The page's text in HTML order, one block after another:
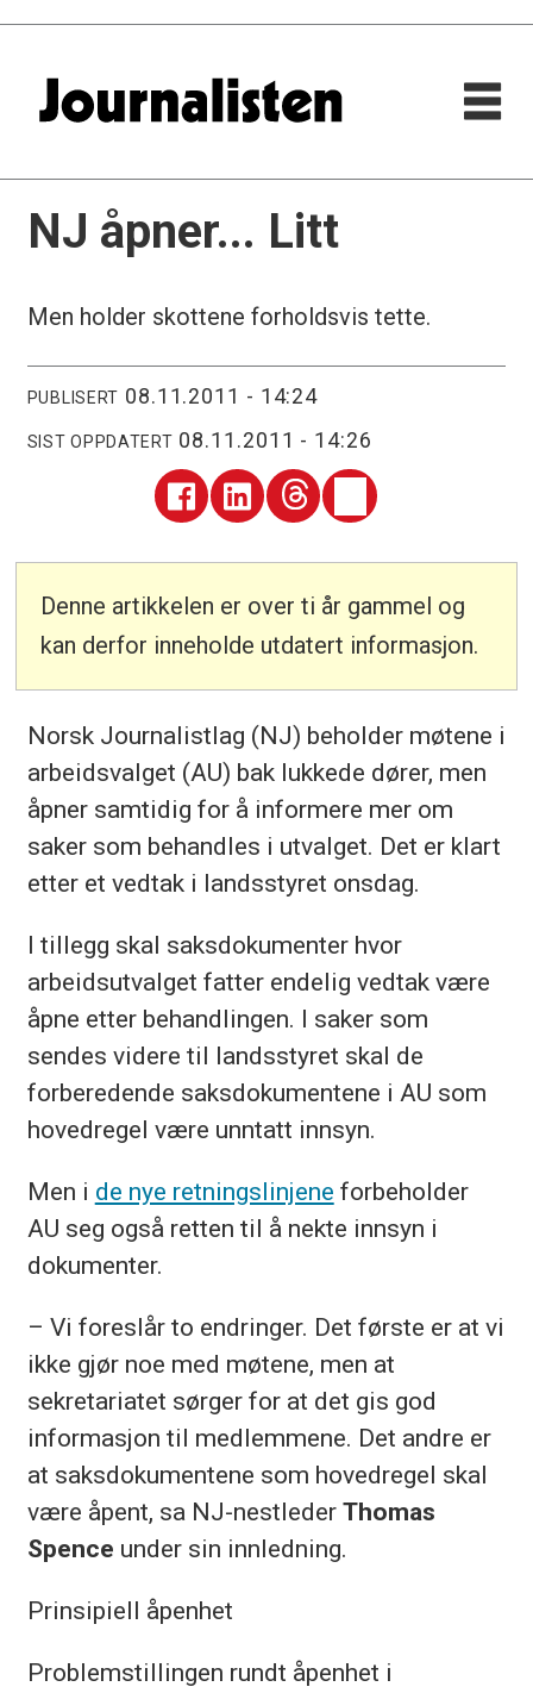
NJ åpner... Litt
Men holder skottene forholdsvis tette.
PUBLISERT 08.11.2011 - 14:24
SIST OPPDATERT 08.11.2011 - 14:26
Denne artikkelen er over ti år gammel og
kan derfor inneholde utdatert informasjon.
Norsk Journalistlag (NJ) beholder møtene i
arbeidsvalget (AU) bak lukkede dører, men
åpner samtidig for å informere mer om
saker som behandles i utvalget. Det er klart
etter et vedtak i landsstyret onsdag.
I tillegg skal saksdokumenter hvor
arbeidsutvalget fatter endelig vedtak være
åpne etter behandlingen. I saker som
sendes videre til landsstyret skal de
forberedende saksdokumentene i AU som
hovedregel være unntatt innsyn.
Men i de nye retningslinjene forbeholder
AU seg også retten til å nekte innsyn i
dokumenter.
– Vi foreslår to endringer. Det første er at vi
ikke gjør noe med møtene, men at
sekretariatet sørger for at det gis god
informasjon til medlemmene. Det andre er
at saksdokumentene som hovedregel skal
være åpent, sa NJ-nestleder Thomas
Spence under sin innledning.
Prinsipiell åpenhet
Problemstillingen rundt åpenhet i